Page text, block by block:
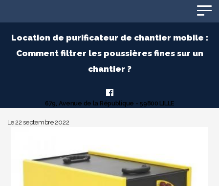
Location de purificateur de chantier mobile :
Comment filtrer les poussières fines sur un
chantier ?
679, Avenue de la République - 59800 LILLE
Le 22 septembre 2022